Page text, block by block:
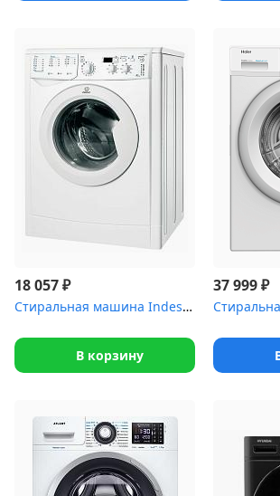
18 057₽
Стиральная машина Indesit IWUD 4105 (4кг,1000об.33см.дисп)
В корзину
37 999₽